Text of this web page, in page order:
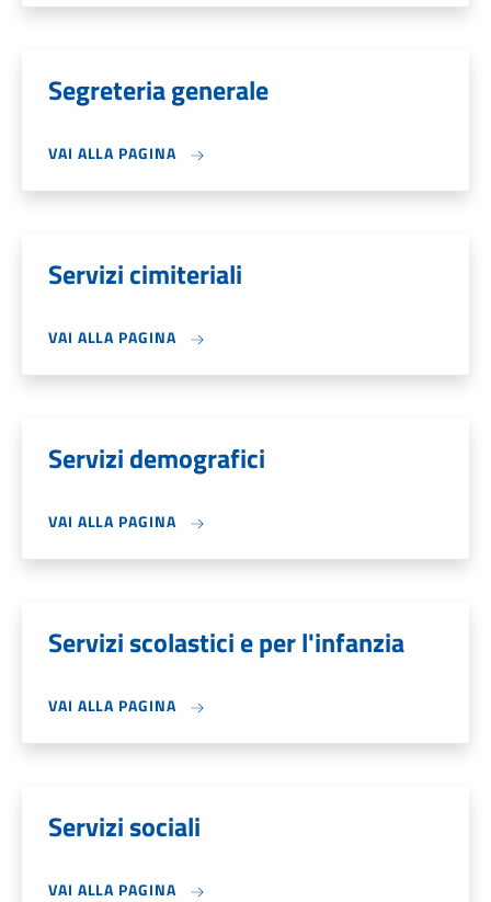
Segreteria generale
VAI ALLA PAGINA
Servizi cimiteriali
VAI ALLA PAGINA
Servizi demografici
VAI ALLA PAGINA
Servizi scolastici e per l'infanzia
VAI ALLA PAGINA
Servizi sociali
VAI ALLA PAGINA